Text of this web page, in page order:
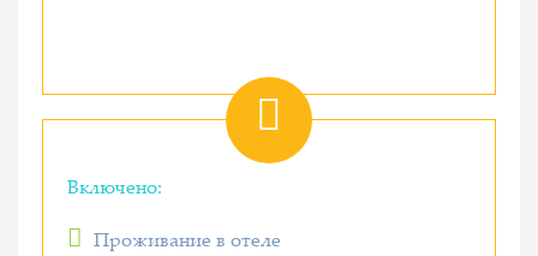
Включено:
Проживание в отеле